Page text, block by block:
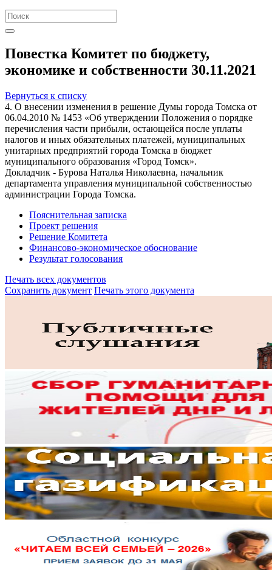
Повестка Комитет по бюджету,
экономике и собственности 30.11.2021
Вернуться к списку
4. О внесении изменения в решение Думы города Томска от
06.04.2010 № 1453 «Об утверждении Положения о порядке
перечисления части прибыли, остающейся после уплаты
налогов и иных обязательных платежей, муниципальных
унитарных предприятий города Томска в бюджет
муниципального образования «Город Томск».
Докладчик - Бурова Наталья Николаевна, начальник
департамента управления муниципальной собственностью
администрации Города Томска.
Пояснительная записка
Проект решения
Решение Комитета
Финансово-экономическое обоснование
Результат голосования
Печать всех документов
Сохранить документ Печать этого документа